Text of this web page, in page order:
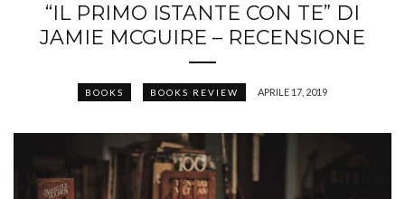
“IL PRIMO ISTANTE CON TE” DI
JAMIE MCGUIRE – RECENSIONE
BOOKS BOOKS REVIEW APRILE 17, 2019